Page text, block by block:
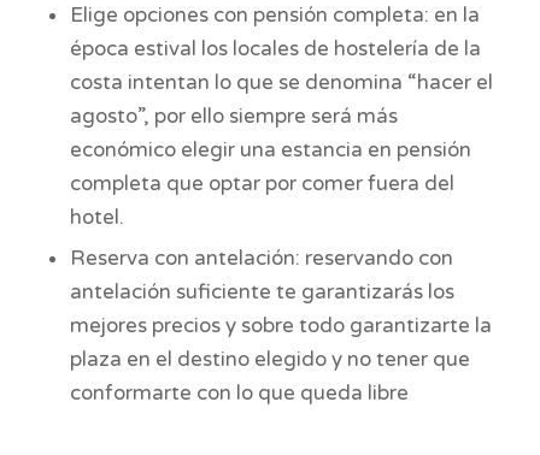
Elige opciones con pensión completa: en la
época estival los locales de hostelería de la
costa intentan lo que se denomina “hacer el
agosto”, por ello siempre será más
económico elegir una estancia en pensión
completa que optar por comer fuera del
hotel.
Reserva con antelación: reservando con
antelación suficiente te garantizarás los
mejores precios y sobre todo garantizarte la
plaza en el destino elegido y no tener que
conformarte con lo que queda libre